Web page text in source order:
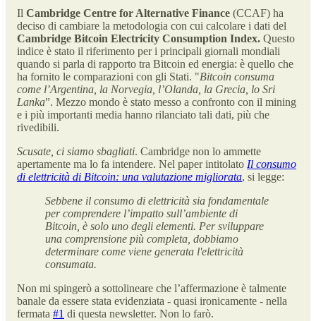
Il Cambridge Centre for Alternative Finance (CCAF) ha
deciso di cambiare la metodologia con cui calcolare i dati del
Cambridge Bitcoin Electricity Consumption Index. Questo
indice è stato il riferimento per i principali giornali mondiali
quando si parla di rapporto tra Bitcoin ed energia: è quello che
ha fornito le comparazioni con gli Stati. "Bitcoin consuma
come l’Argentina, la Norvegia, l’Olanda, la Grecia, lo Sri
Lanka”. Mezzo mondo è stato messo a confronto con il mining
e i più importanti media hanno rilanciato tali dati, più che
rivedibili.
Scusate, ci siamo sbagliati. Cambridge non lo ammette
apertamente ma lo fa intendere. Nel paper intitolato Il consumo
di elettricità di Bitcoin: una valutazione migliorata, si legge:
Sebbene il consumo di elettricità sia fondamentale
per comprendere l’impatto sull’ambiente di
Bitcoin, è solo uno degli elementi. Per sviluppare
una comprensione più completa, dobbiamo
determinare come viene generata l'elettricità
consumata.
Non mi spingerò a sottolineare che l’affermazione è talmente
banale da essere stata evidenziata - quasi ironicamente - nella
fermata #1 di questa newsletter. Non lo farò.